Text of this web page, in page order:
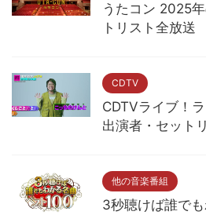
うたコン 2025
トリスト全放送
CDTV
CDTVライブ！
出演者・セット
他の音楽番組
3秒聴けば誰で